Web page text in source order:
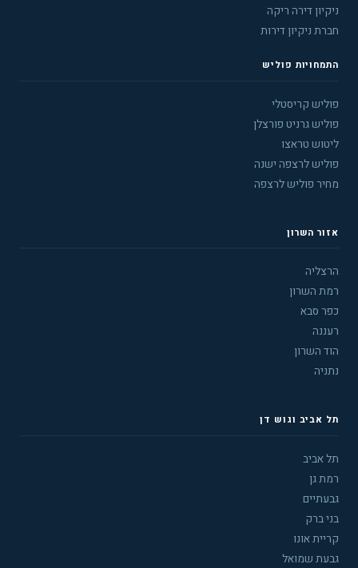
ניקיון דירה ריקה
חברת ניקיון דירות
התמחויות פוליש
פוליש קריסטלי
פוליש גרניט פורצלן
ליטוש טראצו
פוליש לרצפה ישנה
מחיר פוליש לרצפה
אזור השרון
הרצליה
רמת השרון
כפר סבא
רעננה
הוד השרון
נתניה
תל אביב וגוש דן
תל אביב
רמת גן
גבעתיים
בני ברק
קריית אונו
גבעת שמואל